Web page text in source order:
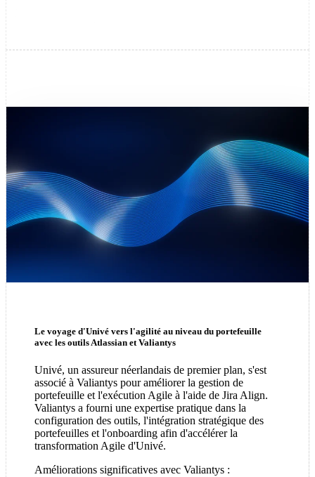
Le voyage d'Univé vers l'agilité au niveau du portefeuille
avec les outils Atlassian et Valiantys
Univé, un assureur néerlandais de premier plan, s'est
associé à Valiantys pour améliorer la gestion de
portefeuille et l'exécution Agile à l'aide de Jira Align.
Valiantys a fourni une expertise pratique dans la
configuration des outils, l'intégration stratégique des
portefeuilles et l'onboarding afin d'accélérer la
transformation Agile d'Univé.
Améliorations significatives avec Valiantys :